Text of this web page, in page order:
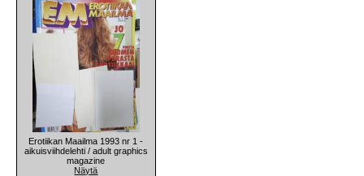
Erotiikan Maailma 1993 nr 1 -
aikuisviihdelehti / adult graphics
magazine
Näytä